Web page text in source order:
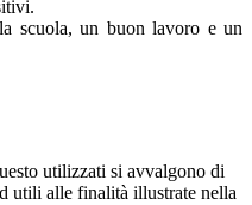
scuola, un buon lavoro e un
utilizzati si avvalgono di
utili alle finalità illustrate nella